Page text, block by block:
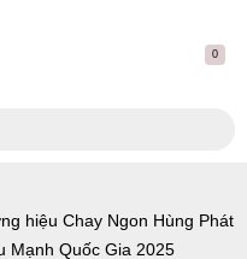
0
hiệu Chay Ngon Hùng Phát
Mạnh Quốc Gia 2025